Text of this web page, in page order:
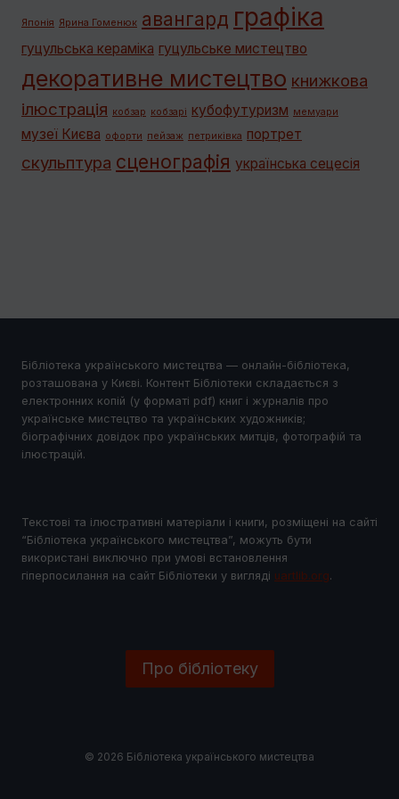
Японія Ярина Гоменюк авангард графiка
гуцульська кераміка гуцульське мистецтво
декоративне мистецтво книжкова
ілюстрація кобзар кобзарі кубофутуризм мемуари
музеї Києва офорти пейзаж петриківка портрет
скульптура сценографія українська сецесія
Бібліотека українського мистецтва — онлайн-бібліотека,
розташована у Києві. Контент Бібліотеки складається з
електронних копій (у форматі pdf) книг і журналів про
українське мистецтво та українських художників;
біографічних довідок про українських митців, фотографій та
ілюстрацій.
Текстові та ілюстративні матеріали і книги, розміщені на сайті
“Бібліотека українського мистецтва”, можуть бути
використані виключно при умові встановлення
гіперпосилання на сайт Бібліотеки у виглядi uartlib.org.
Про бібліотеку
© 2026 Бібліотека українського мистецтва